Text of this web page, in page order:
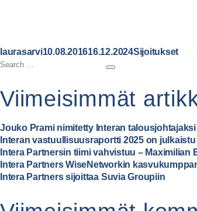
A
u
o
laurasarviP
e
o
n
10.08.201616.12.2024C
r
i
e
s
Sijoitukset
S
h
f
o
r
:
S
r
c
Viimeisimmät
Jouko Prami nimitetty Interan talousjohtajaksi
Interan vastuullisuusraportti 2025 on julkaistu
Intera Partnersin tiimi vahvistuu –
Intera Partners WiseNetworkin
Intera Partners sijoittaa Suvia Groupiin